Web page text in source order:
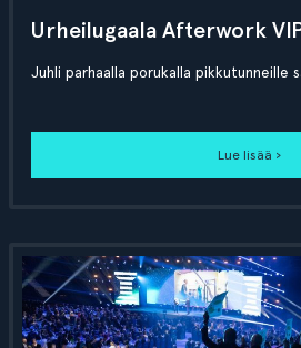
Urheilugaala Afterwork
Juhli parhaalla porukalla pikkutunneille
Lue lisää ›